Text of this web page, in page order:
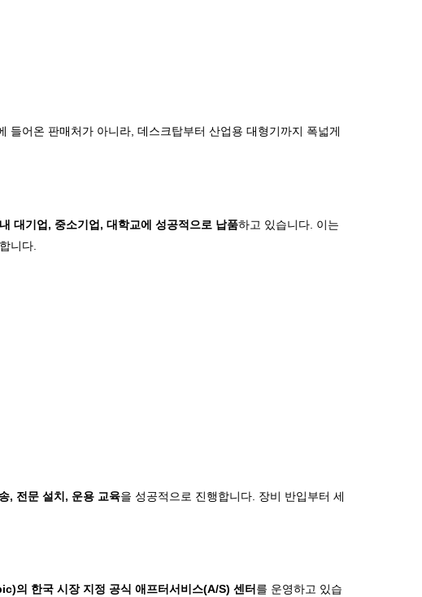
들어온 판매처가 아니라, 데스크탑부터 산업용 대형기까지 폭넓게
대기업, 중소기업, 대학교에 성공적으로 납품하고 있습니다. 이는
니다.
, 전문 설치, 운용 교육을 성공적으로 진행합니다. 장비 반입부터 세
한국 시장 지정 공식 애프터서비스(A/S) 센터 를 운영하고 있습